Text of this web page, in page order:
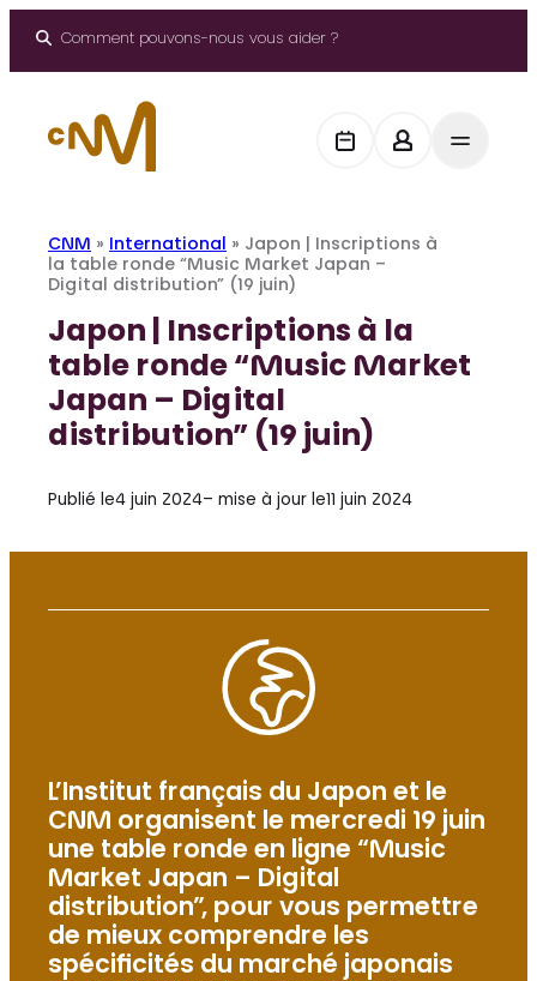
Comment pouvons-nous vous aider ?
CNM » International » Japon | Inscriptions à
la table ronde “Music Market Japan –
Digital distribution” (19 juin)
Japon | Inscriptions à la
table ronde “Music Market
Japan – Digital
distribution” (19 juin)
Publié le4 juin 2024– mise à jour le11 juin 2024
L’Institut français du Japon et le
CNM organisent le mercredi 19 juin
une table ronde en ligne “Music
Market Japan – Digital
distribution”, pour vous permettre
de mieux comprendre les
spécificités du marché japonais